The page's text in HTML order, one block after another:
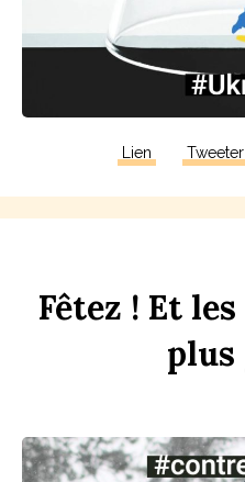
Lien Tweeter
Fêtez ! Et les
plus